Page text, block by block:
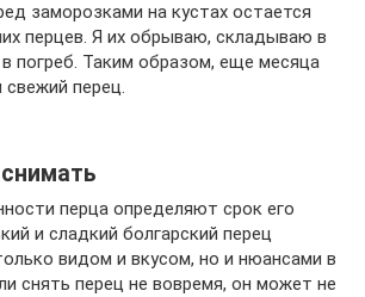
заморозками на кустах остается
перцев. Я их обрываю, складываю в
погреб. Таким образом, еще месяца
перец.
перца определяют срок его
и сладкий болгарский перец
видом и вкусом, но и нюансами в
снять перец не вовремя, он может не